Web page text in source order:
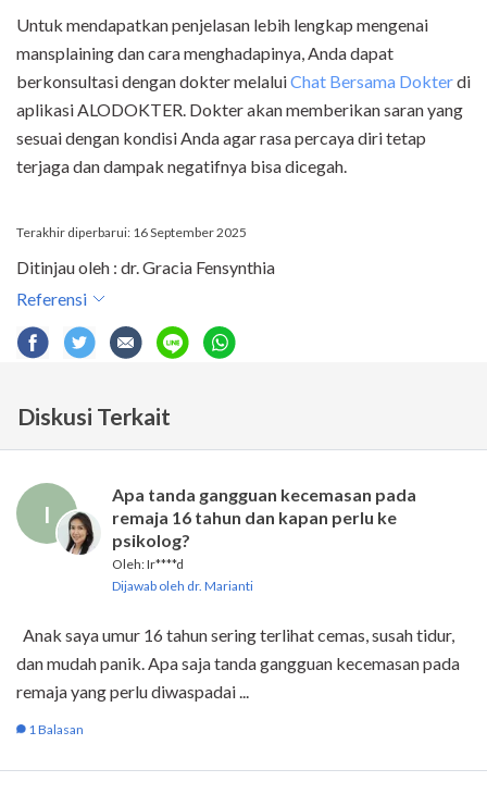
Untuk mendapatkan penjelasan lebih lengkap mengenai
mansplaining dan cara menghadapinya, Anda dapat
berkonsultasi dengan dokter melaluiChat Bersama Dokterdi
aplikasi ALODOKTER. Dokter akan memberikan saran yang
sesuai dengan kondisi Anda agar rasa percaya diri tetap
terjaga dan dampak negatifnya bisa dicegah.
Terakhir diperbarui: 16 September 2025